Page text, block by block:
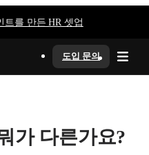
트를 만든 HR 셋업
도입 문의
가 다른가요?